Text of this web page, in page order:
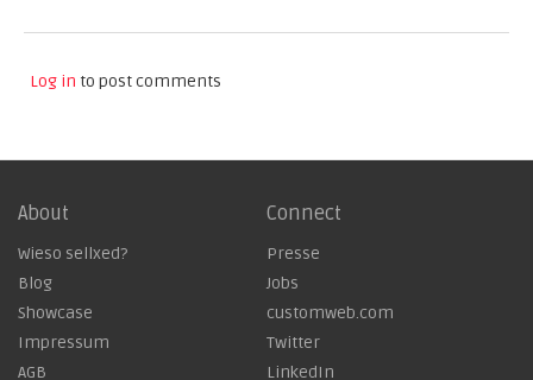
Log in to post comments
About
Wieso sellxed?
Blog
Showcase
Impressum
AGB
Connect
Presse
Jobs
customweb.com
Twitter
LinkedIn